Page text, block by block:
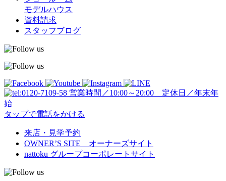
モデルハウス
資料請求
スタッフブログ
営業時間／10:00～20:00 定休日／年末年
始
タップで電話をかける
来店・見学予約
OWNER’S SITE オーナーズサイト
nattoku グループコーポレートサイト